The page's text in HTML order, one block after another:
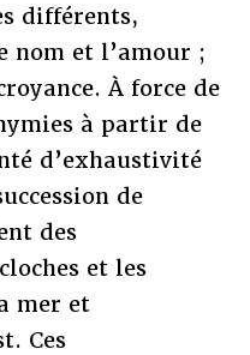
différents,
nom et l’amour ;
À force de
à partir de
d’exhaustivité
de
des
et les
mer et
Ces